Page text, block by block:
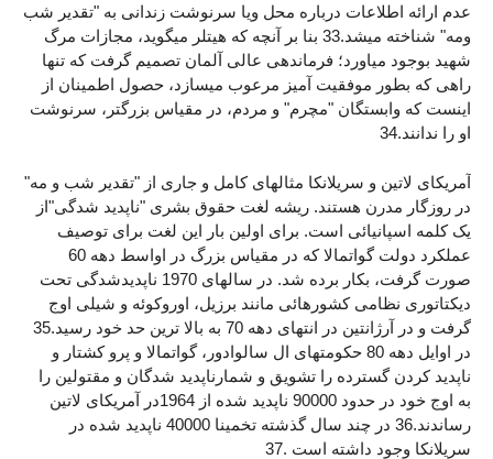
عدم ارائه اطلاعات درباره محل ویا سرنوشت زندانی به "تقدیر شب
ومه" شناخته میشد.33 بنا بر آنچه که هیتلر میگوید، مجازات مرگ
شهید بوجود میاورد؛ فرماندهی عالی آلمان تصمیم گرفت که تنها
راهی که بطور موفقیت آمیز مرعوب میسازد، حصول اطمینان از
اینست که وابستگان "مچرم" و مردم، در مقیاس بزرگتر، سرنوشت
او را ندانند.34
آمریکای لاتین و سریلانکا مثالهای کامل و جاری از "تقدیر شب و مه"
در روزگار مدرن هستند. ریشه لغت حقوق بشری "ناپدید شدگی"از
یک کلمه اسپانیائی است. برای اولین بار این لغت برای توصیف
عملکرد دولت گواتمالا که در مقیاس بزرگ در اواسط دهه 60
صورت گرفت، بکار برده شد. در سالهای 1970 ناپدیدشدگی تحت
دیکتاتوری نظامی کشورهائی مانند برزیل، اوروکوئه و شیلی اوج
گرفت و در آرژانتین در انتهای دهه 70 به بالا ترین حد خود رسید.35
در اوایل دهه 80 حکومتهای ال سالوادور، گواتمالا و پرو کشتار و
ناپدید کردن گسترده را تشویق و شمارناپدید شدگان و مقتولین را
به اوج خود در حدود 90000 ناپدید شده از 1964در آمریکای لاتین
رساندند.36 در چند سال گذشته تخمینا 40000 ناپدید شده در
سریلانکا وجود داشته است .37